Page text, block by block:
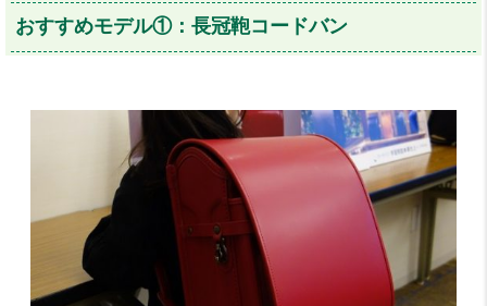
おすすめモデル①：長冠鞄コードバン